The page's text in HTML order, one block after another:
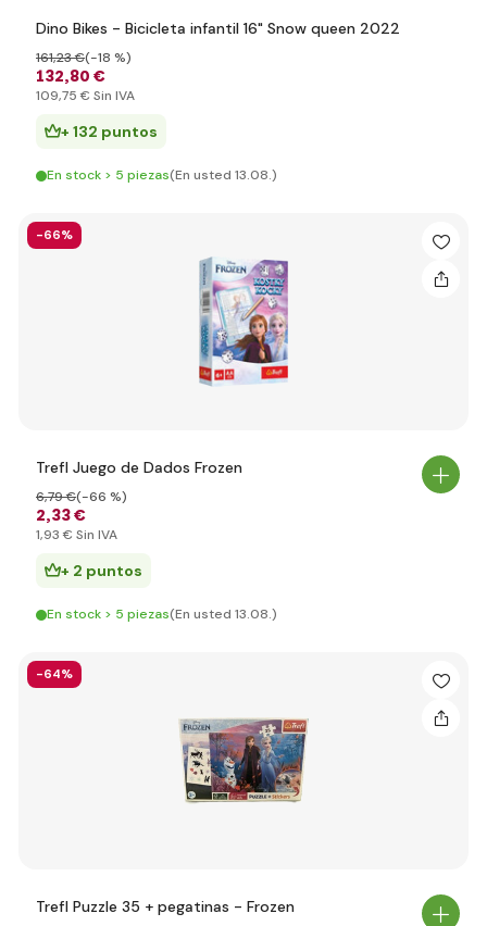
Dino Bikes - Bicicleta infantil 16" Snow queen 2022
132,80 €
161,23 €(-18 %)
109,75 € Sin IVA
+ 132 puntos
En stock > 5 piezas(En usted 13.08.)
-66%
Trefl Juego de Dados Frozen
2,33 €
6,79 €(-66 %)
1,93 € Sin IVA
+ 2 puntos
En stock > 5 piezas(En usted 13.08.)
-64%
Trefl Puzzle 35 + pegatinas - Frozen